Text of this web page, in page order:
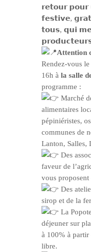
𝗿𝗲𝘁𝗼𝘂𝗿
𝗳𝗲𝘀𝘁𝗶𝘃𝗲,
𝘁𝗼𝘂𝘀, 𝗾𝘂𝗶
Attention
Rendez-vous
16h à la salle
programme :
Marché
alimentaires
pépiniéristes,
communes de
Lanton, Salles,
Des
faveur de
vous
Des
sirop et de la
La
déjeuner sur
à 100% à
libre.